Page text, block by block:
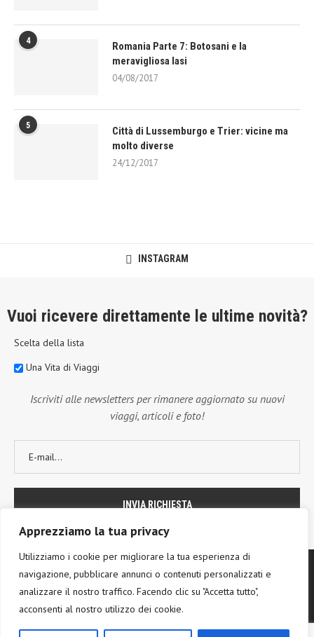
Apprezziamo la tua privacy
Utilizziamo i cookie per migliorare la tua esperienza di
navigazione, pubblicare annunci o contenuti personalizzati e
analizzare il nostro traffico. Facendo clic su "Accetta tutto",
acconsenti al nostro utilizzo dei cookie.
4
Romania Parte 7: Botosani e la
meravigliosa Iasi
04/08/2017
5
Città di Lussemburgo e Trier: vicine ma
molto diverse
24/12/2017
INSTAGRAM
Vuoi ricevere direttamente le ultime novità?
Scelta della lista
Una Vita di Viaggi
Iscriviti alle newsletters per rimanere aggiornato su nuovi
viaggi, articoli e foto!